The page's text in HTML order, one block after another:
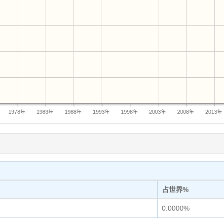
1978年 1983年 1988年 1993年 1998年 2003年 2008年 2013年
占世界%
0.0000%